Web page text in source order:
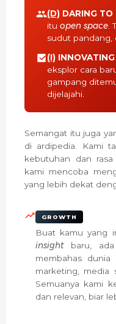
(D) DARING
ituopen space.
sudut pandang,
(I)
eksplor cara
gampang
dijelajahi.
Semangat itu juga
di ardipedia. Kami
kebutuhan dan
kami mencoba
yang lebih dekat
GROWTH
Buat kamu yang
insightbaru, ada
membahas dunia
marketing, media
Semuanya kami
dan relevan, biar